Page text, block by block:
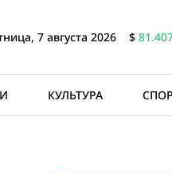
7 августа 2026 $
КУЛЬТУРА